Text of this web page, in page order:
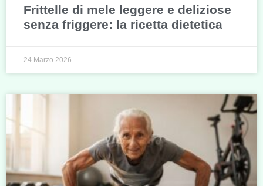
Frittelle di mele leggere e deliziose
senza friggere: la ricetta dietetica
24 Marzo 2026